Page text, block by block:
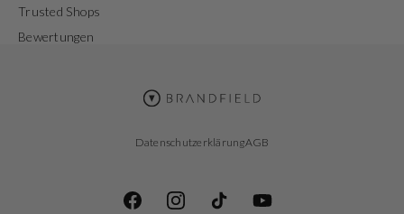
Trusted Shops
Bewertungen
DatenschutzerklärungAGB
FacebookInstagramTikTok YouTube